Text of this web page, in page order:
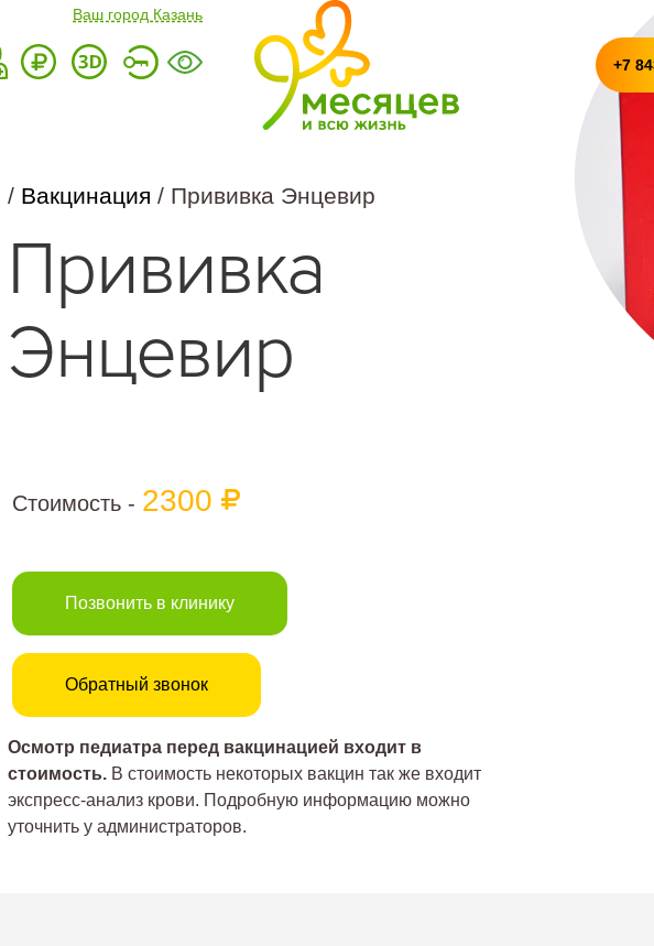
Ваш город Казань
+7
/ Вакцинация/ Прививка Энцевир
Прививка
Энцевир
Стоимость - 2300
Позвонить в клинику
Обратный звонок
Осмотр педиатра перед вакцинацией входит в
стоимость. В стоимость некоторых вакцин так же входит
экспресс-анализ крови. Подробную информацию можно
уточнить у администраторов.